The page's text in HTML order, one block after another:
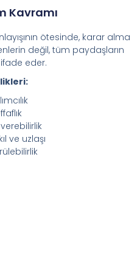
Kavramı
ötesinde, karar alma
değil, tüm paydaşların
ifade eder.
ve uzlaşı